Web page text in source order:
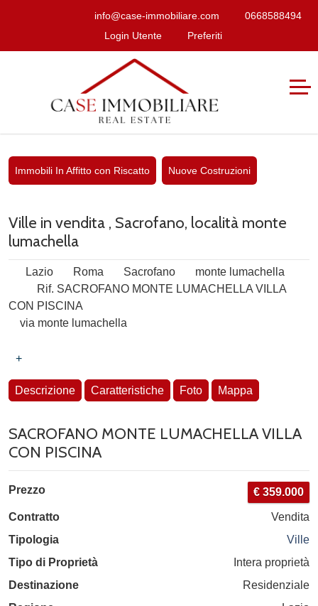
info@case-immobiliare.com
0668588494
Login Utente
Preferiti
Immobili In Affitto con Riscatto Nuove Costruzioni
Ville in vendita , Sacrofano, località monte
lumachella
Lazio Roma Sacrofano
monte lumachella
Rif. SACROFANO MONTE LUMACHELLA VILLA
CON PISCINA
via monte lumachella
+
Descrizione Caratteristiche Foto Mappa
SACROFANO MONTE LUMACHELLA VILLA
CON PISCINA
Prezzo € 359.000
Contratto
Vendita
Tipologia
Ville
Tipo di Proprietà
Intera proprietà
Destinazione
Residenziale